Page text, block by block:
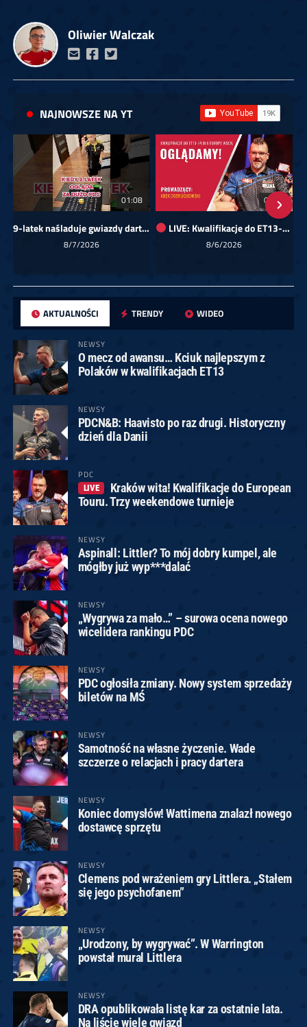
Oliwier Walczak
NAJNOWSZE NA YT
01:08
9-latek naśladuje gwiazdy darta!
8/7/2026
00:00
LIVE: Kwalifikacje do ET13-14 dla Europy Wschodniej
8/6/2026
AKTUALNOŚCI TRENDY WIDEO
NEWSY
O mecz od awansu… Kciuk najlepszym z
Polaków w kwalifikacjach ET13
NEWSY
PDCN&B: Haavisto po raz drugi. Historyczny
dzień dla Danii
PDC
LIVE
Kraków wita! Kwalifikacje do European
Touru. Trzy weekendowe turnieje
NEWSY
Aspinall: Littler? To mój dobry kumpel, ale
mógłby już wyp***dalać
NEWSY
„Wygrywa za mało…” – surowa ocena nowego
wicelidera rankingu PDC
NEWSY
PDC ogłosiła zmiany. Nowy system sprzedaży
biletów na MŚ
NEWSY
Samotność na własne życzenie. Wade
szczerze o relacjach i pracy dartera
NEWSY
Koniec domysłów! Wattimena znalazł nowego
dostawcę sprzętu
NEWSY
Clemens pod wrażeniem gry Littlera. „Stałem
się jego psychofanem”
NEWSY
„Urodzony, by wygrywać”. W Warrington
powstał mural Littlera
NEWSY
DRA opublikowała listę kar za ostatnie lata.
Na liście wiele gwiazd